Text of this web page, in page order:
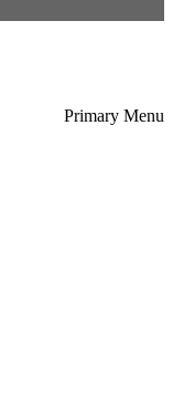
Primary Menu